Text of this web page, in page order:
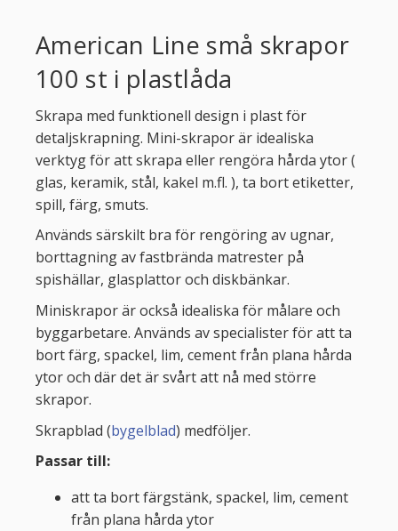
American Line små skrapor
100 st i plastlåda
Skrapa med funktionell design i plast för
detaljskrapning. Mini-skrapor är idealiska
verktyg för att skrapa eller rengöra hårda ytor (
glas, keramik, stål, kakel m.fl. ), ta bort etiketter,
spill, färg, smuts.
Används särskilt bra för rengöring av ugnar,
borttagning av fastbrända matrester på
spishällar, glasplattor och diskbänkar.
Miniskrapor är också idealiska för målare och
byggarbetare. Används av specialister för att ta
bort färg, spackel, lim, cement från plana hårda
ytor och där det är svårt att nå med större
skrapor.
Skrapblad (bygelblad) medföljer.
Passar till:
att ta bort färgstänk, spackel, lim, cement
från plana hårda ytor